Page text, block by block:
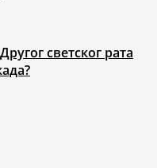
светског рата